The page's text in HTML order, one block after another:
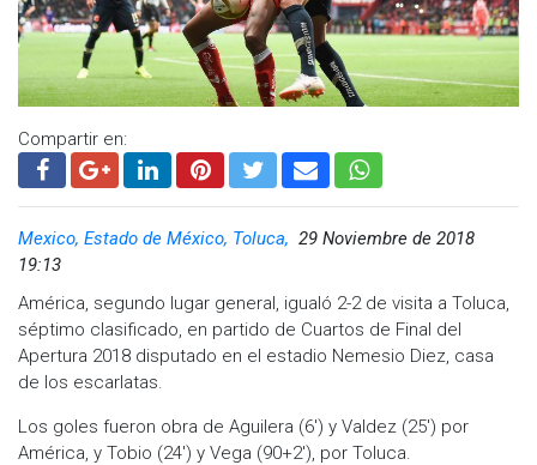
Compartir en:
Mexico, Estado de México, Toluca, 29 Noviembre de 2018
19:13
América, segundo lugar general, igualó 2-2 de visita a Toluca,
séptimo clasificado, en partido de Cuartos de Final del
Apertura 2018 disputado en el estadio Nemesio Diez, casa
de los escarlatas.
Los goles fueron obra de Aguilera (6′) y Valdez (25′) por
América, y Tobio (24′) y Vega (90+2′), por Toluca.